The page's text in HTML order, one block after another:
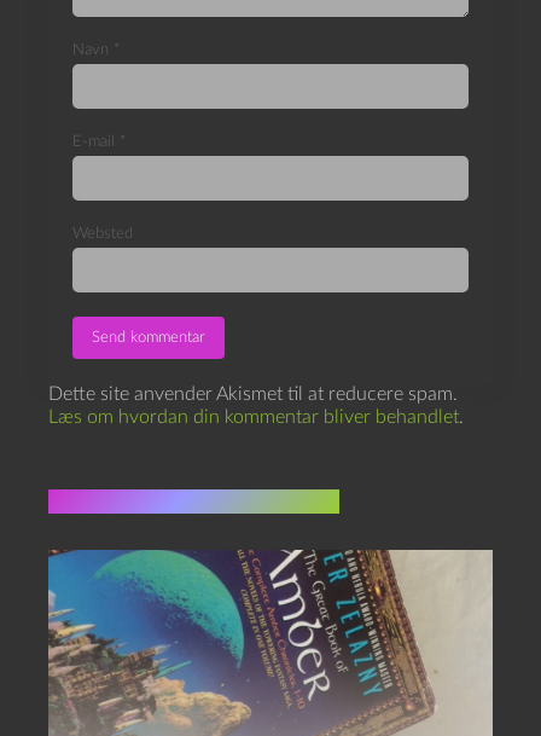
Navn *
E-mail *
Websted
Dette site anvender Akismet til at reducere spam.
Læs om hvordan din kommentar bliver behandlet.